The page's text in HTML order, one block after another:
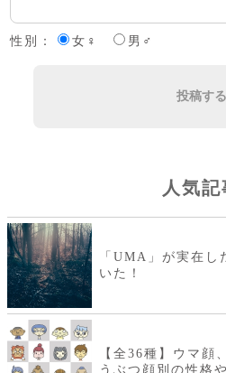
性別：
女♀ 男♂
投稿する
人気記
「UMA」が実在
いた！
【全36種】ウマ
うぶつ顔別の性格